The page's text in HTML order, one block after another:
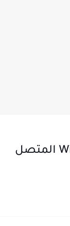
طريقة معرفة كود الويفي WiFi المتصل